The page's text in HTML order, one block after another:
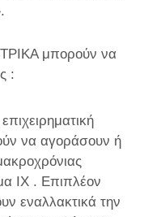
μπορούν να
:
να αγοράσουν ή
ΙΧ . Επιπλέον
εναλλακτικά την